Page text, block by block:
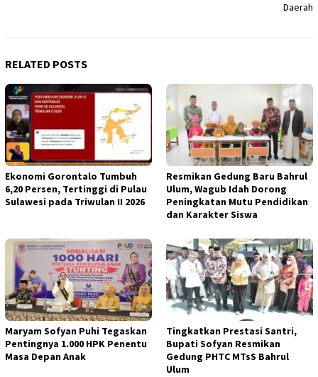
Daerah
RELATED POSTS
Ekonomi Gorontalo Tumbuh
6,20 Persen, Tertinggi di Pulau
Sulawesi pada Triwulan II 2026
Resmikan Gedung Baru Bahrul
Ulum, Wagub Idah Dorong
Peningkatan Mutu Pendidikan
dan Karakter Siswa
Maryam Sofyan Puhi Tegaskan
Pentingnya 1.000 HPK Penentu
Masa Depan Anak
Tingkatkan Prestasi Santri,
Bupati Sofyan Resmikan
Gedung PHTC MTsS Bahrul
Ulum